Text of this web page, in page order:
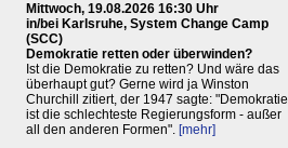
Mittwoch, 19.08.2026 16:30 Uhr
in/bei Karlsruhe, System Change Camp
(SCC)
Demokratie retten oder überwinden?
Ist die Demokratie zu retten? Und wäre das
überhaupt gut? Gerne wird ja Winston
Churchill zitiert, der 1947 sagte: "Demokratie
ist die schlechteste Regierungsform - außer
all den anderen Formen". [mehr]